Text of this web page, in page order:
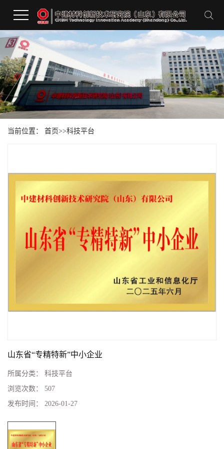
当前位置： 首页>>科技平台
山东省“专精特新”中小企业
所属分类： 科技平台
浏览次数： 507
发布时间： 2026-01-27